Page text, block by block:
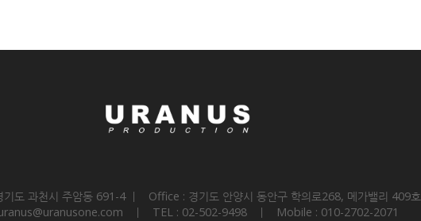
도 과천시 주암동 691-4 ㅣ Office : 경기도 안양시 동안구 학의로268, 메가밸리 409호
ㅣ
TEL : 02-502-9498 ㅣ Mobile : 010-2702-2071